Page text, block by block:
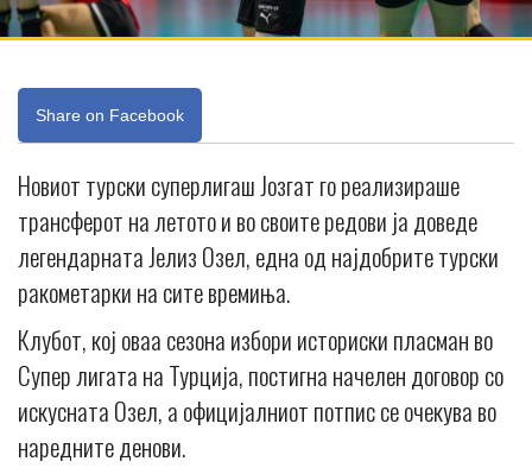
Share on Facebook
Новиот турски суперлигаш Јозгат го реализираше
трансферот на летото и во своите редови ја доведе
легендарната Јелиз Озел, една од најдобрите турски
ракометарки на сите времиња.
Клубот, кој оваа сезона избори историски пласман во
Супер лигата на Турција, постигна начелен договор со
искусната Озел, а официјалниот потпис се очекува во
наредните денови.